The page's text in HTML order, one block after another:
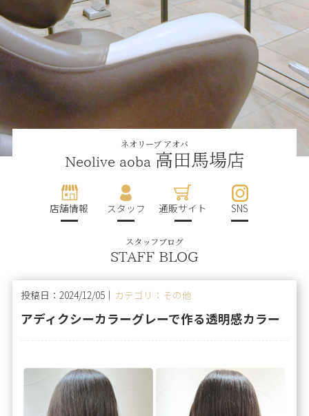
ネオリーブ アオバ
Neolive aoba 高田馬場店
店舗情報 スタッフ 通販サイト SNS
スタッフブログ
STAFF BLOG
投稿日：2024/12/05｜ カテゴリ：その他
アディクシーカラーグレーで作る透明感カラー